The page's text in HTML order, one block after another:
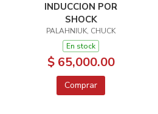
INDUCCION POR
SHOCK
PALAHNIUK, CHUCK
En stock
$ 65,000.00
Comprar